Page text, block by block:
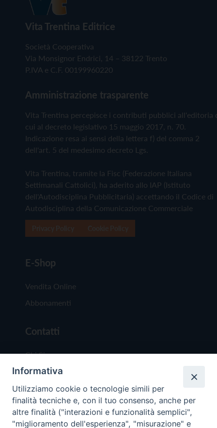
Vita Trentina Editrice
Società Cooperativa
Via Monsignor Endrici, 14 – 38122 Trento
P.IVA e C.F. 00199960220
Amministrazione trasparente
Vita Trentina percepisce i contributi pubblici all'editoria
cui al decreto legislativo 15 maggio 2017, n. 70.
Indicazione resa ai sensi della lettera f) del comma 2
dell'art. 5 del medesimo decreto Lgs.
Vita Trentina, tramite la Fisc (Federazione Italiana
Settimanali Cattolici), ha aderito allo IAP (Istituto
dell'Autodisciplina Pubblicitaria) accettando il Codice di
Autodisciplina della Comunicazione Commerciale
E-Shop
Vendita Online
Abbonamenti
Contatti
Chi Siamo
Redazione
Scrivici
Informativa
Utilizziamo cookie o tecnologie simili per
finalità tecniche e, con il tuo consenso, anche per
altre finalità ("interazioni e funzionalità semplici",
"miglioramento dell'esperienza", "misurazione" e